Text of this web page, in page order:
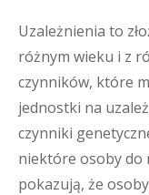
Uzależnienia to
różnym wieku i z
czynników, które
jednostki na
czynniki
niektóre osoby do
pokazują, że